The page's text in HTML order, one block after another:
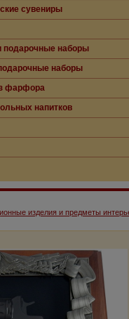
сувениры
подарочные наборы
наборы
фарфора
напитков
изделия и предметы